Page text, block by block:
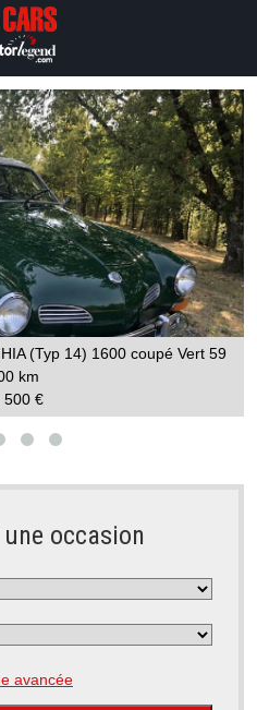
(Typ 14) 1600 coupé Vert 59
km
500 €
occasion
avancée